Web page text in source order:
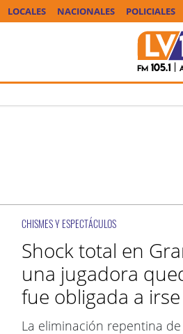
LOCALES NACIONALES POLICIALES
CHISMES Y ESPECTÁCULOS
Shock total en
una jugadora
fue obligada a irse
La eliminación repentina